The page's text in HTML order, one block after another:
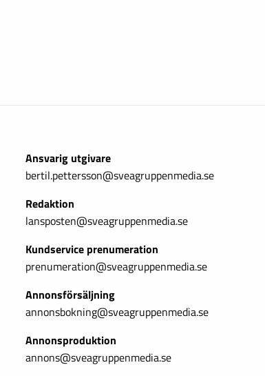
Ansvarig utgivare
bertil.pettersson@sveagruppenmedia.se
Redaktion
lansposten@sveagruppenmedia.se
Kundservice prenumeration
prenumeration@sveagruppenmedia.se
Annonsförsäljning
annonsbokning@sveagruppenmedia.se
Annonsproduktion
annons@sveagruppenmedia.se